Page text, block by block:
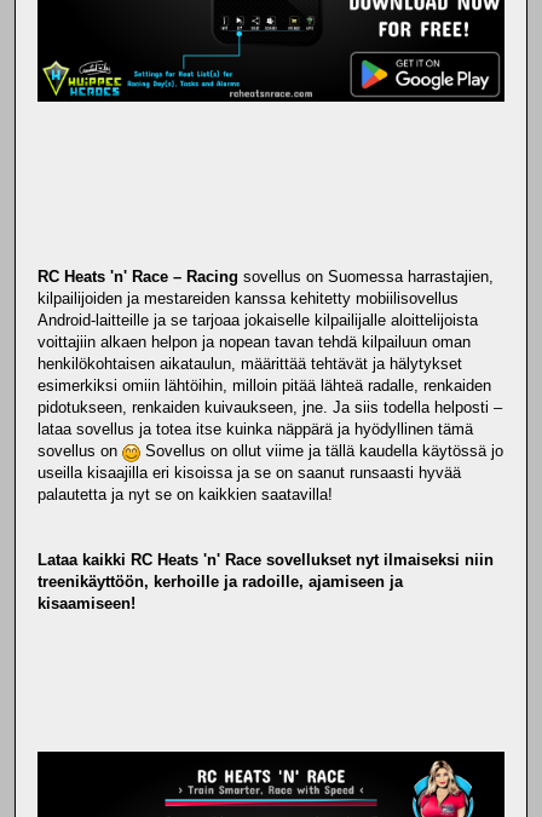
RC Heats 'n' Race – Racing sovellus on Suomessa harrastajien,
kilpailijoiden ja mestareiden kanssa kehitetty mobiilisovellus
Android-laitteille ja se tarjoaa jokaiselle kilpailijalle aloittelijoista
voittajiin alkaen helpon ja nopean tavan tehdä kilpailuun oman
henkilökohtaisen aikataulun, määrittää tehtävät ja hälytykset
esimerkiksi omiin lähtöihin, milloin pitää lähteä radalle, renkaiden
pidotukseen, renkaiden kuivaukseen, jne. Ja siis todella helposti –
lataa sovellus ja totea itse kuinka näppärä ja hyödyllinen tämä
sovellus on
Sovellus on ollut viime ja tällä kaudella käytössä jo
useilla kisaajilla eri kisoissa ja se on saanut runsaasti hyvää
palautetta ja nyt se on kaikkien saatavilla!
Lataa kaikki RC Heats 'n' Race sovellukset nyt ilmaiseksi niin
treenikäyttöön, kerhoille ja radoille, ajamiseen ja
kisaamiseen!